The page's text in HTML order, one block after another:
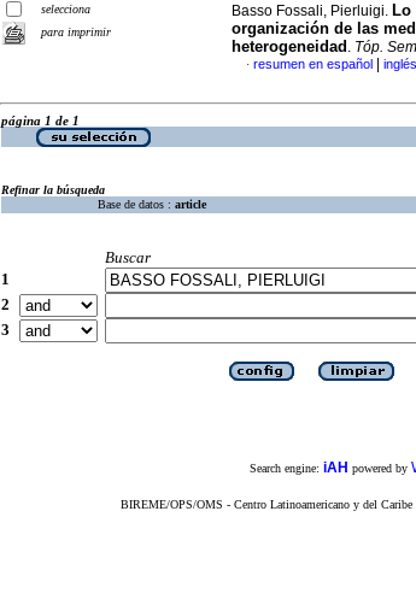
selecciona
para imprimir
Basso Fossali, Pierluigi. Lo
organización de las
heterogeneidad . Tóp. Sem
· resumen en español inglés
página 1 de 1
Refinar la búsqueda
Base de datos : article
Buscar
1
2
3
Search engine: iAH powered by
BIREME/OPS/OMS - Centro Latinoamericano y del Caribe